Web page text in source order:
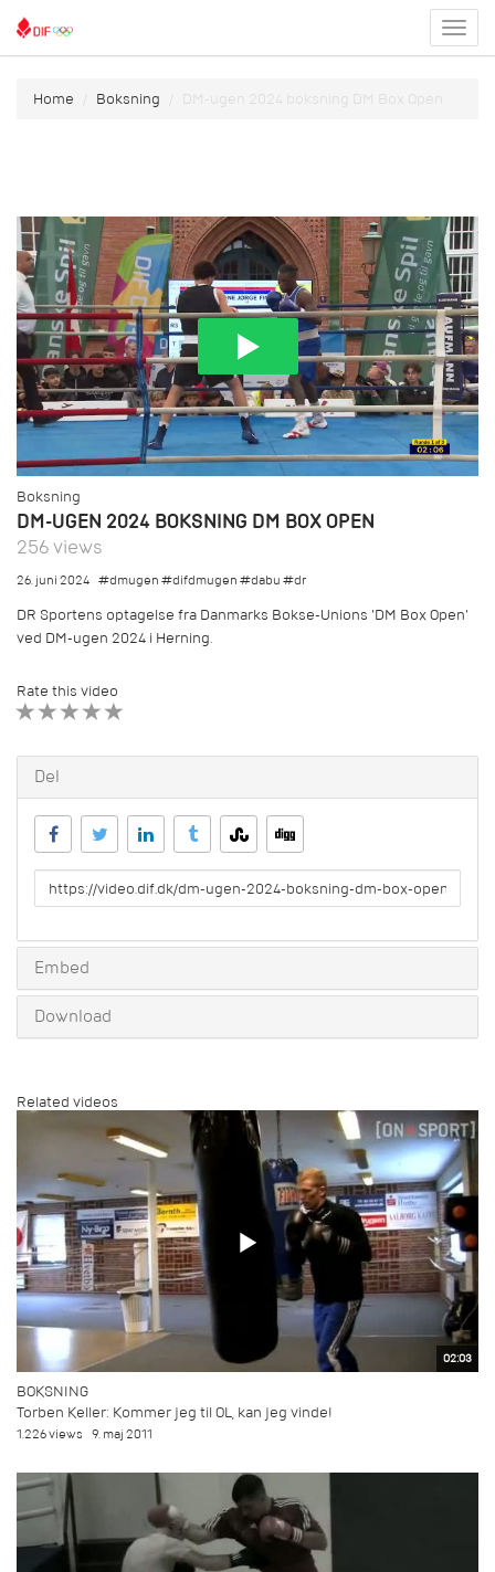
menu
Home Boksning DM-ugen 2024 boksning DM Box Open
Boksning
DM-UGEN 2024 BOKSNING DM BOX OPEN
256 views
26. juni 2024 #dmugen #difdmugen #dabu #dr
DR Sportens optagelse fra Danmarks Bokse-Unions 'DM Box Open'
ved DM-ugen 2024 i Herning.
Rate this video
Del
URL
to
Embed
Download
Related videos
02:03
BOKSNING
Torben Keller: Kommer jeg til OL, kan jeg vinde!
1.226 views 9. maj 2011